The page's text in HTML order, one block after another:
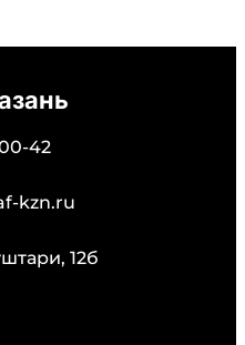
42
kzn.ru
12б